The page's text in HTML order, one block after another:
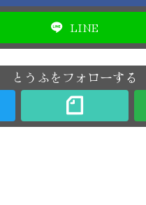
LINE
とうふをフォローする